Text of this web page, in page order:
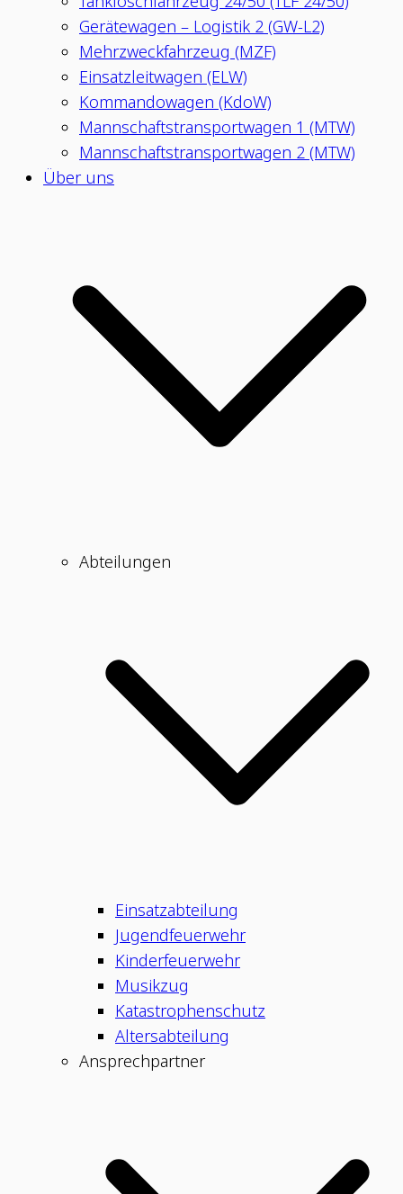
Gerätewagen – Logistik 2 (GW-L2)
Mehrzweckfahrzeug (MZF)
Einsatzleitwagen (ELW)
Kommandowagen (KdoW)
Mannschaftstransportwagen 1 (MTW)
Mannschaftstransportwagen 2 (MTW)
Über uns
Abteilungen
Einsatzabteilung
Jugendfeuerwehr
Kinderfeuerwehr
Musikzug
Katastrophenschutz
Altersabteilung
Ansprechpartner